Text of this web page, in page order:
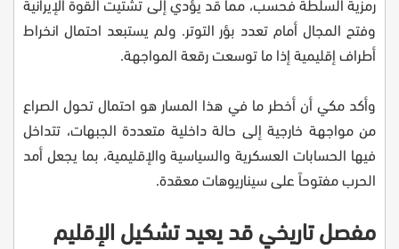
وفتح المجال أمام تعدد بؤر التوتر. ولم يستبعد احتمال انخراط
أطراف إقليمية إذا ما توسعت رقعة المواجهة.
وأكد مكي أن أخطر ما في هذا المسار هو احتمال تحول الصراع
من مواجهة خارجية إلى حالة داخلية متعددة الجبهات، تتداخل
فيها الحسابات العسكرية والسياسية والإقليمية، بما يجعل أمد
الحرب مفتوحاً على سيناريوهات معقدة.
مفصل تاريخي قد يعيد تشكيل الإقليم